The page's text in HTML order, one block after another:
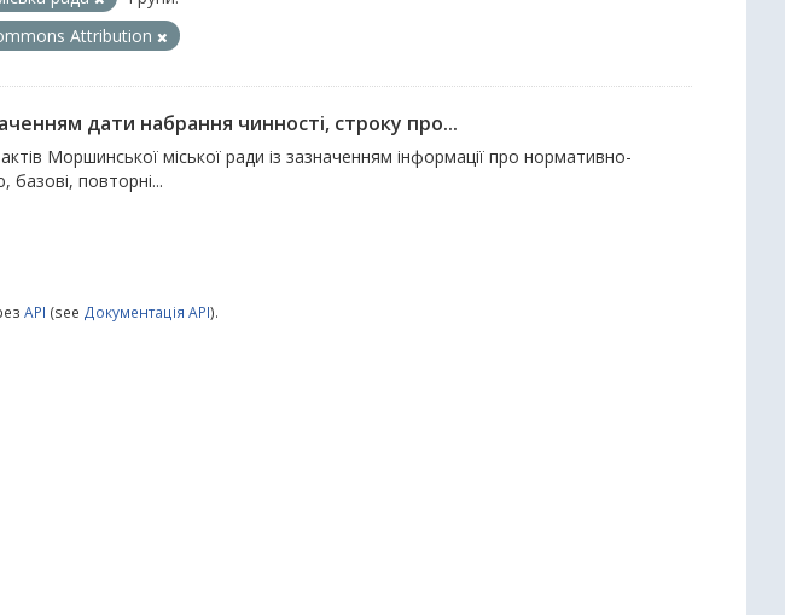
Attribution
дати набрання чинності, строку про...
Моршинської міської ради із зазначенням інформації про нормативно-
базові, повторні...
API (see Документація API).